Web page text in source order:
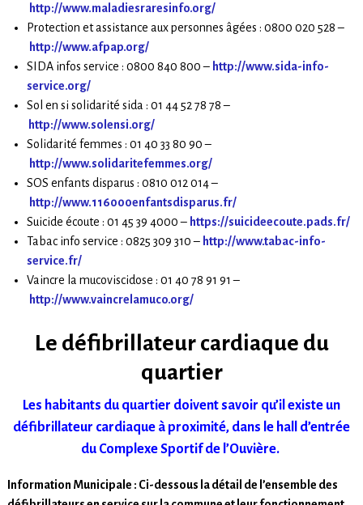
http://www.maladiesraresinfo.org/
Protection et assistance aux personnes âgées : 0800 020 528 –
http://www.afpap.org/
SIDA infos service : 0800 840 800 – http://www.sida-info-
service.org/
Sol en si solidarité sida : 01 44 52 78 78 –
http://www.solensi.org/
Solidarité femmes : 01 40 33 80 90 –
http://www.solidaritefemmes.org/
SOS enfants disparus : 0810 012 014 –
http://www.116000enfantsdisparus.fr/
Suicide écoute : 01 45 39 4000 – https://suicideecoute.pads.fr/
Tabac info service : 0825 309 310 – http://www.tabac-info-
service.fr/
Vaincre la mucoviscidose : 01 40 78 91 91 –
http://www.vaincrelamuco.org/
Le défibrillateur cardiaque du
quartier
Les habitants du quartier doivent savoir qu’il existe un
défibrillateur cardiaque à proximité, dans le hall d’entrée
du Complexe Sportif de l’Ouvière.
Information Municipale : Ci-dessous la détail de l’ensemble des